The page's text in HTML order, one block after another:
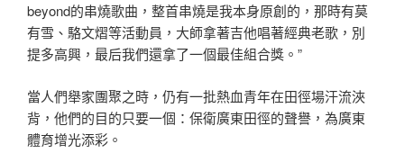
beyond的串燒歌曲，整首串燒是我本身原創的，那時有莫
有雪、駱文熠等活動員，大師拿著吉他唱著經典老歌，別
提多高興，最后我們還拿了一個最佳組合獎。”
當人們舉家團聚之時，仍有一批熱血青年在田徑場汗流浹
背，他們的目的只要一個：保衛廣東田徑的聲譽，為廣東
體育增光添彩。